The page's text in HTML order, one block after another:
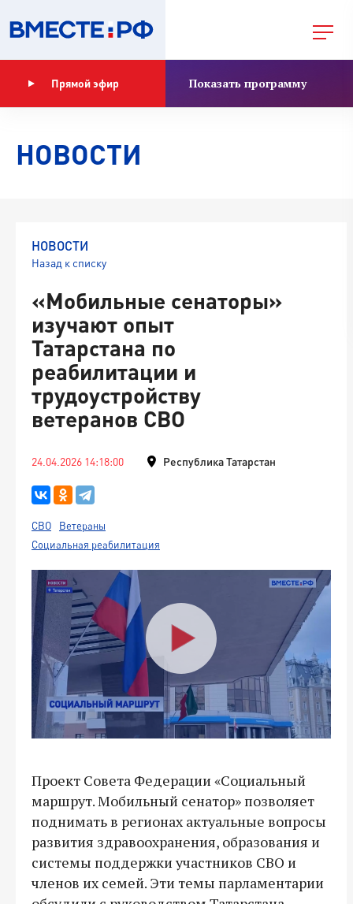
Прямой эфир Показать программу
НОВОСТИ
НОВОСТИ
Назад к списку
«Мобильные сенаторы»
изучают опыт
Татарстана по
реабилитации и
трудоустройству
ветеранов СВО
24.04.2026 14:18:00 Республика Татарстан
СВО
Ветераны
Социальная реабилитация
Проект Совета Федерации «Социальный
маршрут. Мобильный сенатор» позволяет
поднимать в регионах актуальные вопросы
развития здравоохранения, образования и
системы поддержки участников СВО и
членов их семей. Эти темы парламентарии